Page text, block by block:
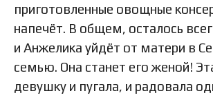
приготовленные овощные
напечёт. В общем, осталось
и Анжелика уйдёт от матери в
семью. Она станет его женой!
девушку и пугала, и радовала